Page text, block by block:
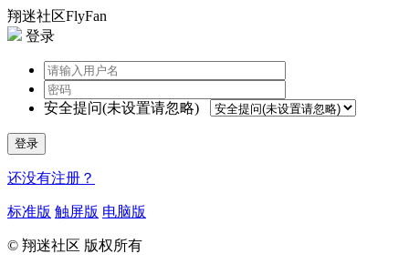
翔迷社区FlyFan
登录
安全提问(未设置请忽略)
登录
还没有注册？
标准版 触屏版 电脑版
© 翔迷社区 版权所有